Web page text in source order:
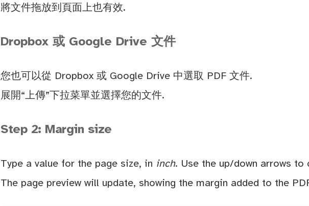
將文件拖放到頁面上也有效.
Dropbox 或 Google Drive 文件
您也可以從 Dropbox 或 Google Drive 中選取 PDF 文件.
展開“上傳”下拉菜單並選擇您的文件.
Step 2: Margin size
Type a value for the page size, in inch. Use the up/down arrows to
The page preview will update, showing the margin added to the